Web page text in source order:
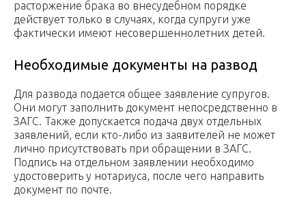
расторжение брака во внесудебном порядке
действует только в случаях, когда супруги уже
фактически имеют несовершеннолетних детей.
Необходимые документы на развод
Для развода подается общее заявление супругов.
Они могут заполнить документ непосредственно в
ЗАГС. Также допускается подача двух отдельных
заявлений, если кто-либо из заявителей не может
лично присутствовать при обращении в ЗАГС.
Подпись на отдельном заявлении необходимо
удостоверить у нотариуса, после чего направить
документ по почте.